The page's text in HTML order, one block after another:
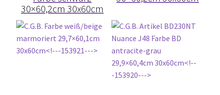
Impressum
Kontakt
30×60,2cm 30x60cm